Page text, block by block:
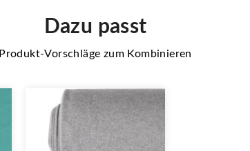
Dazu passt
Produkt-Vorschläge zum Kombinieren